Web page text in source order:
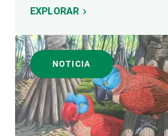
EXPLORAR
NOTICIA